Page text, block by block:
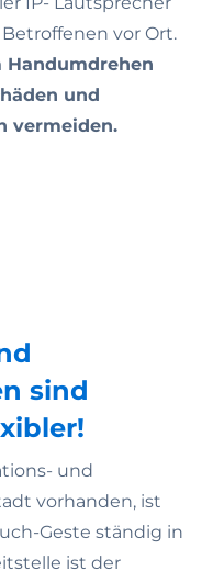
vor Ort.
Handumdrehen
und
vermeiden.
sind
und
vorhanden, ist
Geste ständig in
ist der